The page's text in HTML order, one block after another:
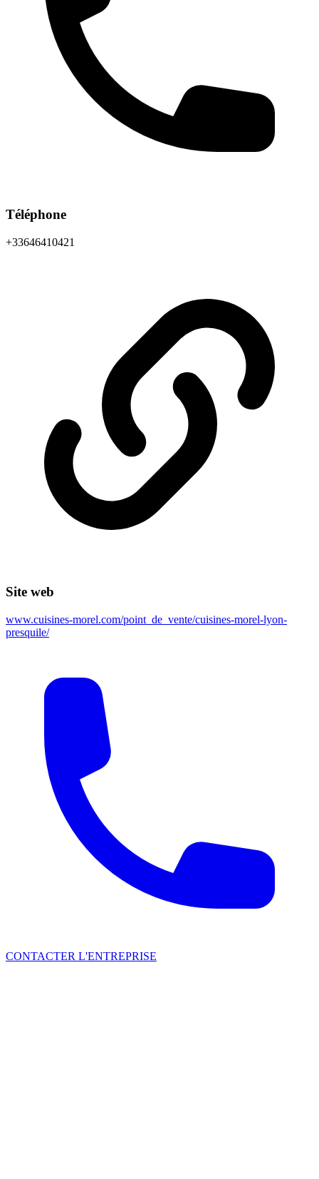
Téléphone
+33646410421
Site web
www.cuisines-morel.com/point_de_vente/cuisines-morel-lyon-
presquile/
CONTACTER L'ENTREPRISE